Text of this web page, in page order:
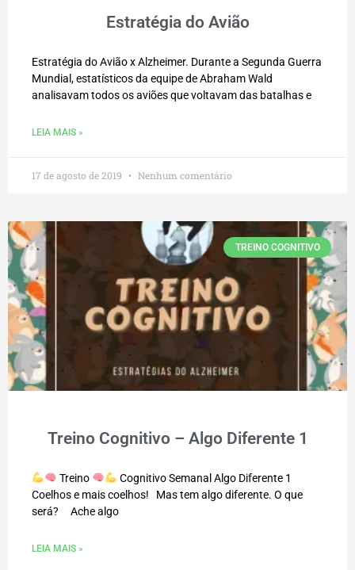
Estratégia do Avião
Estratégia do Avião x Alzheimer. Durante a Segunda Guerra
Mundial, estatísticos da equipe de Abraham Wald
analisavam todos os aviões que voltavam das batalhas e
LEIA MAIS »
17 de agosto de 2019 Nenhum comentário
TREINO COGNITIVO
Treino Cognitivo – Algo Diferente 1
Treino
Cognitivo Semanal Algo Diferente 1
Coelhos e mais coelhos! Mas tem algo diferente. O que
será? Ache algo
LEIA MAIS »